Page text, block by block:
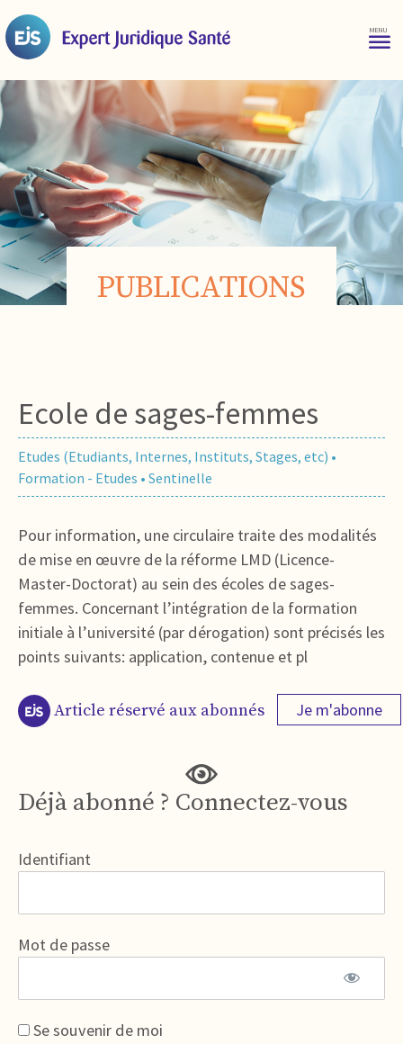
PUBLICATIONS
Ecole de sages-femmes
Etudes (Etudiants, Internes, Instituts, Stages, etc) •
Formation - Etudes • Sentinelle
Pour information, une circulaire traite des modalités
de mise en œuvre de la réforme LMD (Licence-
Master-Doctorat) au sein des écoles de sages-
femmes. Concernant l’intégration de la formation
initiale à l’université (par dérogation) sont précisés les
points suivants: application, contenue et pl
Article réservé aux abonnés Je m'abonne
Déjà abonné ? Connectez-vous
Identifiant
Mot de passe
Se souvenir de moi